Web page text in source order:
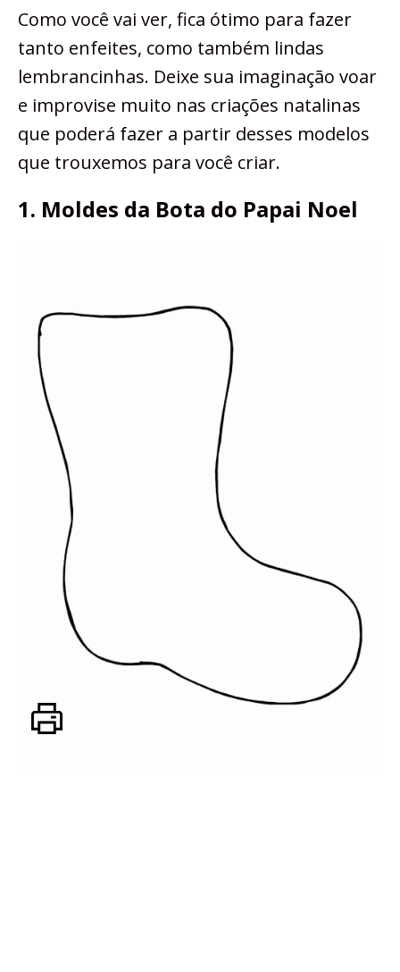
Como você vai ver, fica ótimo para fazer
tanto enfeites, como também lindas
lembrancinhas. Deixe sua imaginação voar
e improvise muito nas criações natalinas
que poderá fazer a partir desses modelos
que trouxemos para você criar.
1. Moldes da Bota do Papai Noel